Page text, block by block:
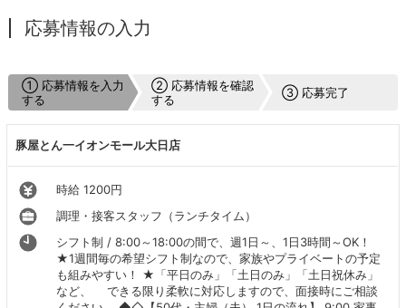
応募情報の入力
① 応募情報を入力
する
② 応募情報を確認
する
③ 応募完了
豚屋とん一イオンモール大日店
時給 1200円
調理・接客スタッフ（ランチタイム）
シフト制 / 8:00～18:00の間で、週1日～、1日3時間～OK！
★1週間毎の希望シフト制なので、家族やプライベートの予定
も組みやすい！ ★「平日のみ」「土日のみ」「土日祝休み」
など、 できる限り柔軟に対応しますので、面接時にご相談